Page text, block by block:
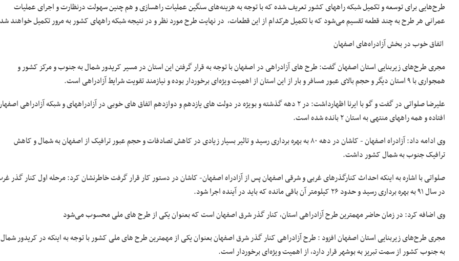
طرح‌هایی برای توسعه و تکمیل شبکه راههای کشور تعریف شده که با توجه به هزینه‌های سنگین عملیات راهسازی و هم چنین سهولت درنظارت و اجرای عملیات
عمرانی هر طرح به چند قطعه تقسیم می‌شود که با تکمیل هرکدام از این قطعات، در نهایت طرح مورد نظر و در نتیجه شبکه راههای کشور به مرور تکمیل خواهند
اتفاق خوب در بخش آزادراه‌های اصفهان
مجری طرح‌های زیربنایی استان اصفهان گفت: طرح های آزادراهی در اصفهان با توجه به قرار گرفتن این استان در مسیر کریدور شمال به جنوب و مرکز کشور و
همجواری با ۹ استان دیگر و حجم بالای عبور مسافر و بار از این استان از اهمیت ویژه‌ای برخوردار بوده و نیازمند تقویت شرایط آزادراهی است.
علیرضا صلواتی در گفت و گو با ایرنا اظهارداشت: در ۲ دهه گذشته و بویژه در دولت های یازدهم و دوازدهم اتفاق های خوبی در آزادراههای و شبکه آزادراهی
افتاده و همه راههای منتهی به استان ۲ بانده شده است.
وی ادامه داد: آزادراه اصفهان - کاشان در دهه ۸۰ به بهره برداری رسید و تاثیر بسیار زیادی در کاهش تصادفات و حجم عبور ترافیک از اصفهان به شمال و کاهش
ترافیک جنوب به شمال کشور داشت.
صلواتی با اشاره به اینکه احداث کنارگذرهای غربی و شرقی اصفهان پس از آزادراه اصفهان- کاشان در دستور کار قرار گرفت خاطرنشان کرد: مرحله اول کنار گذر
در سال ۹۱ به بهره برداری رسید و حدود ۲۶ کیلومتر آن باقی مانده که باید در آینده اجرا شود.
وی اضافه کرد: در زمان حاضر مهمترین طرح آزادراهی استان، کنار گذر شرق اصفهان است که بعنوان یکی از طرح های ملی محسوب می‌شود
مجری طرح‌های زیربنایی استان اصفهان افزود : طرح آزادراهی کنار گذر شرق اصفهان بعنوان یکی از مهمترین طرح های ملی کشور با توجه به اینکه در کریدور شمال
به جنوب کشور از سمت تبریز به بوشهر قرار دارد، از اهمیت ویژه‌ای برخوردار است.